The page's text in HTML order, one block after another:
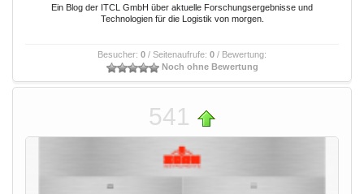
Ein Blog der ITCL GmbH über aktuelle Forschungsergebnisse und
Technologien für die Logistik von morgen.
Besucher: 0 / Seitenaufrufe: 0 / Bewertung:
Noch ohne Bewertung
541